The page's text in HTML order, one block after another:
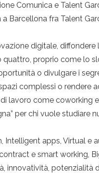
Comunica e Talent
Barcellona fra Talent
digitale,
proprio come lo
o divulgare i
complessi o
lavoro come coworking
per chi vuole studiare
apps, Virtual e
e smart working,
innovatività,